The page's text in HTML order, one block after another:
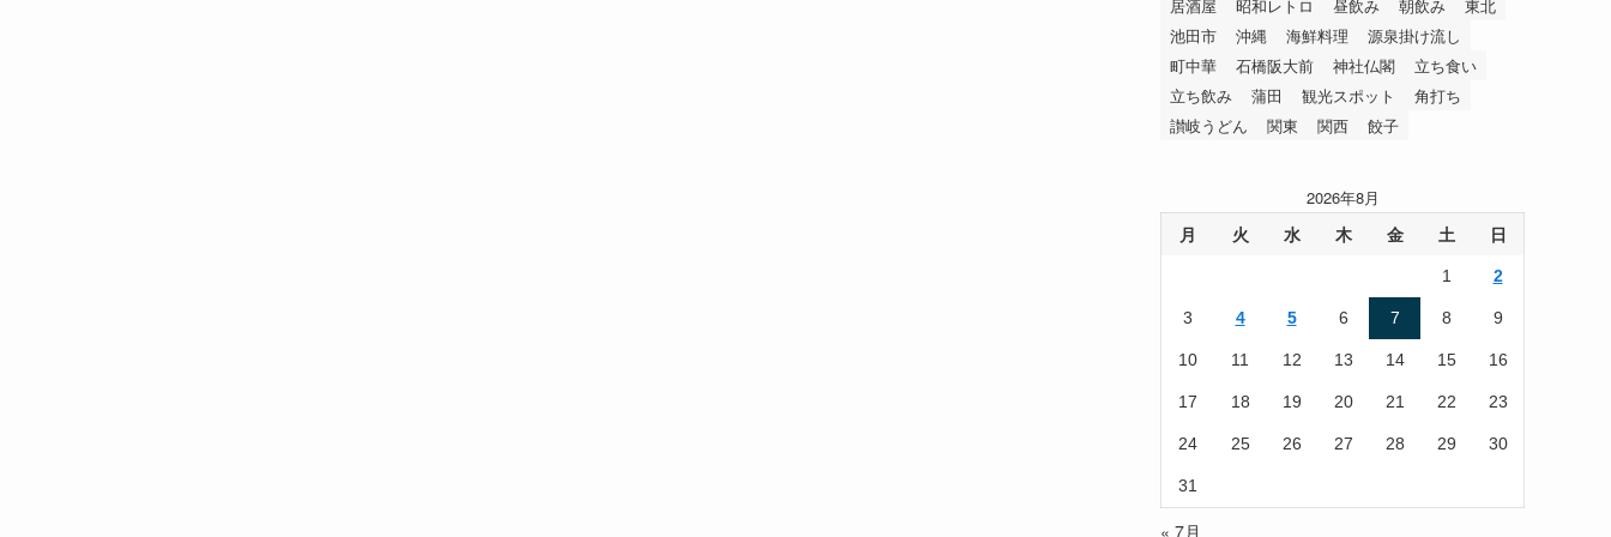
居酒屋
昭和レトロ 昼飲み 朝飲み
東北
池田市
沖縄 海鮮料理
源泉掛け流し
町中華
石橋阪大前 神社仏閣
立ち食い
立ち飲み
蒲田 観光スポット
角打ち
讃岐うどん
関東 関西 餃子
2026年8月
月 火 水 木 金 土 日
1 2
3 4 5 6 7 8 9
10 11 12 13 14 15 16
17 18 19 20 21 22 23
24 25 26 27 28 29 30
31
« 7月